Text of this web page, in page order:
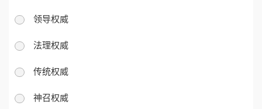
领导权威
法理权威
传统权威
神召权威